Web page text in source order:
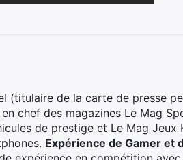
(titulaire de la carte de presse
chef des magazines Le Mag
de prestige et Le Mag Jeux
. Expérience de Gamer et